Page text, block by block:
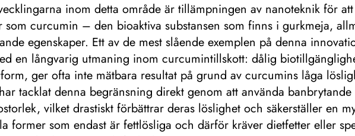
inom detta område är tillämpningen av nanoteknik för
curcumin – den bioaktiva substansen som finns i gurkmeja,
egenskaper. Ett av de mest slående exemplen på denna
en långvarig utmaning inom curcumintillskott: dålig
ger ofta inte mätbara resultat på grund av curcumins låga
tacklat denna begränsning direkt genom att använda
vilket drastiskt förbättrar deras löslighet och säkerställer en
former som endast är fettlösliga och därför kräver dietfetter eller